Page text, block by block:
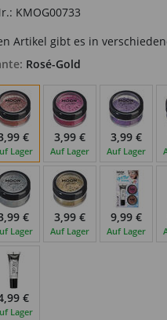
KMOG00733
Artikel gibt es in
Rosé-Gold
€
Lager
3,99 €
Auf Lager
3,99 €
Auf Lager
€
Lager
3,99 €
Auf Lager
9,99 €
Auf Lager
€
Lager